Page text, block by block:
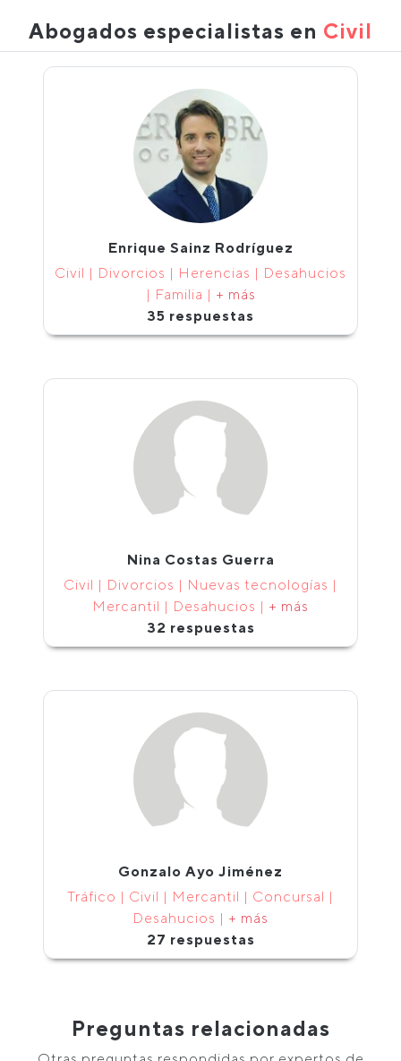
Abogados especialistas en Civil
Enrique Sainz Rodríguez
Civil | Divorcios | Herencias | Desahucios
| Familia | + más
35 respuestas
Nina Costas Guerra
Civil | Divorcios | Nuevas tecnologías |
Mercantil | Desahucios | + más
32 respuestas
Gonzalo Ayo Jiménez
Tráfico | Civil | Mercantil | Concursal |
Desahucios | + más
27 respuestas
Preguntas relacionadas